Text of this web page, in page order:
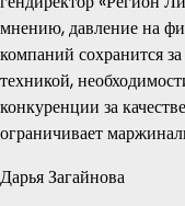
мнению, давление на
компаний сохранится
техникой,
конкуренции за
ограничивает
Дарья Загайнова